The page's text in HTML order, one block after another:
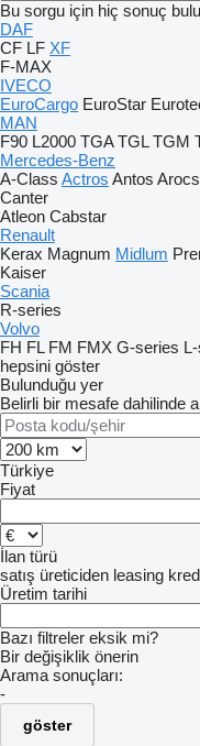
Bu sorgu için hiç sonuç
DAF
CF LF XF
F-MAX
IVECO
EuroCargo EuroStar
MAN
F90 L2000 TGA TGL TGM
Mercedes-Benz
A-Class Actros Antos Arocs
Canter
Atleon Cabstar
Renault
Kerax Magnum Midlum
Kaiser
Scania
R-series
Volvo
FH FL FM FMX G-series
hepsini göster
Bulunduğu yer
Belirli bir mesafe dahilinde
Türkiye
Fiyat
İlan türü
satış üreticiden leasing
Üretim tarihi
Bazı filtreler eksik mi?
Bir değişiklik önerin
Arama sonuçları:
-
göster